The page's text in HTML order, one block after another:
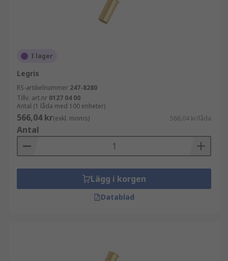
I lager
Legris
RS-artikelnummer 247-8280
Tillv. art.nr 0127 04 00
Antal (1 låda med 100 enheter)
566,04 kr(exkl. moms) 566,04 kr/låda
Antal
Lägg i korgen
Datablad